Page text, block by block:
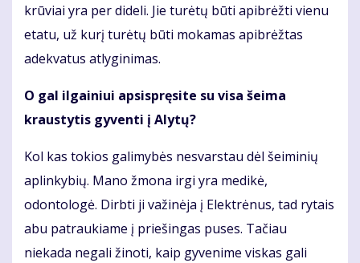
krūviai yra per dideli. Jie turėtų būti apibrėžti vienu
etatu, už kurį turėtų būti mokamas apibrėžtas
adekvatus atlyginimas.
O gal ilgainiui apsispręsite su visa šeima
kraustytis gyventi į Alytų?
Kol kas tokios galimybės nesvarstau dėl šeiminių
aplinkybių. Mano žmona irgi yra medikė,
odontologė. Dirbti ji važinėja į Elektrėnus, tad rytais
abu patraukiame į priešingas puses. Tačiau
niekada negali žinoti, kaip gyvenime viskas gali